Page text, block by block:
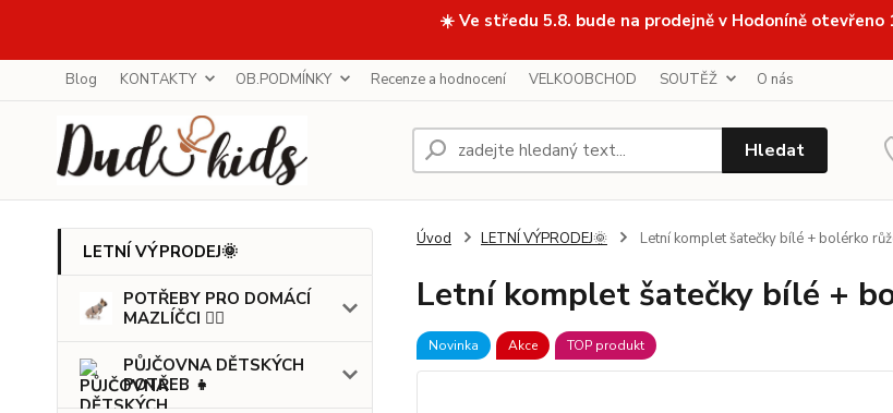
☀️ Ve středu 5.8. bude na prodejně v Hodoníně otevřeno
Blog KONTAKTY OB.PODMÍNKY Recenze a hodnocení VELKOOBCHOD SOUTĚŽ O nás
Hledat
LETNÍ VÝPRODEJ🌞
POTŘEBY PRO DOMÁCÍ
MAZLÍČCI 🐕‍🦺
PŮJČOVNA DĚTSKÝCH
POTŘEB 👧
Úvod LETNÍ VÝPRODEJ🌞 Letní komplet šatečky bílé + bolérko
Letní komplet šatečky bílé +
Novinka Akce TOP produkt